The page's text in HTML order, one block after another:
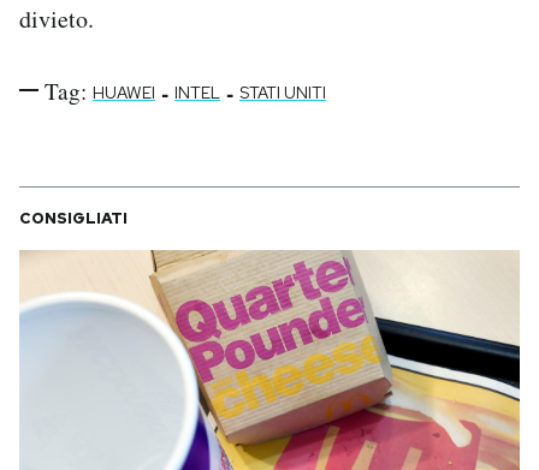
divieto.
Tag: HUAWEI - INTEL - STATI UNITI
CONSIGLIATI